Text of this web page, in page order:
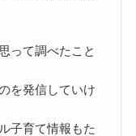
って調べたこと
を発信していけ
子育て情報もた